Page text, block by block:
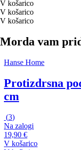
V košarico
V košarico
V košarico
Morda vam
Hanse Home
Protizdrsna
cm
(3)
Na zalogi
19,90 €
V košarico